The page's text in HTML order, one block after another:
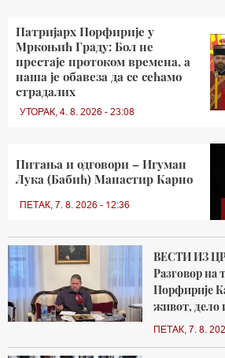
Патријарх Порфирије у
Мркоњић Граду: Бол не
престаје протоком времена, а
наша је обавеза да се сећамо
страдалих
УТОРАК, 4. 8. 2026 - 23:08
Питања и одговори – Игуман
Лука (Бабић) Манастир Карно
ПЕТАК, 7. 8. 2026 - 12:36
ВЕСТИ ИЗ
Разговор на
Порфирије
живот, дело
ПЕТАК, 7. 8.